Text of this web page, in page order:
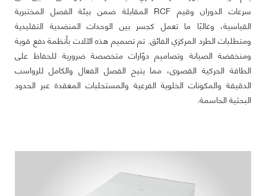
سرعات الدوران وقيم RCF المقابلة ضمن بيئة الفصل المختبرية
القياسية، وغالبًا ما تعمل كجسر بين الوحدات المنضدية التقليدية
ومتطلبات الطرد المركزي الفائق. تم تصميم هذه الآلات بأنظمة دفع قوية
ومنخفضة الصيانة وتصاميم دوّارات متخصصة ضرورية للحفاظ على
الطاقة الحركية القصوى، مما يتيح الفصل الفعال والكامل للرواسب
الدقيقة والمكونات الخلوية الفرعية والمستحلبات المعقدة عبر الحدود
البحثية الحاسمة.